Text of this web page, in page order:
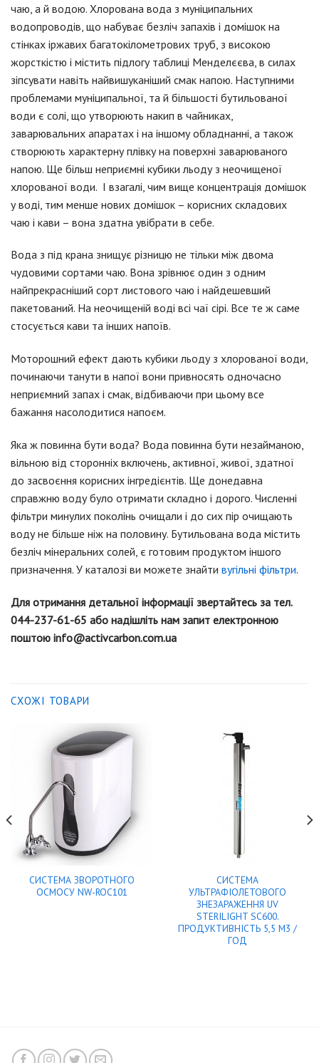
чаю, а й водою. Хлорована вода з муніципальних
водопроводів, що набуває безліч запахів і домішок на
стінках іржавих багатокілометрових труб, з високою
жорсткістю і містить підлогу таблиці Менделєєва, в силах
зіпсувати навіть найвишуканіший смак напою. Наступними
проблемами муніципальної, та й більшості бутильованої
води є солі, що утворюють накип в чайниках,
заварювальних апаратах і на іншому обладнанні, а також
створюють характерну плівку на поверхні заварюваного
напою. Ще більш неприємні кубики льоду з неочищеної
хлорованої води. І взагалі, чим вище концентрація домішок
у воді, тим менше нових домішок – корисних складових
чаю і кави – вона здатна увібрати в себе.
Вода з під крана знищує різницю не тільки між двома
чудовими сортами чаю. Вона зрівнює один з одним
найпрекрасніший сорт листового чаю і найдешевший
пакетований. На неочищеній воді всі чаї сірі. Все те ж саме
стосується кави та інших напоїв.
Моторошний ефект дають кубики льоду з хлорованої води,
починаючи танути в напої вони привносять одночасно
неприємний запах і смак, відбиваючи при цьому все
бажання насолодитися напоєм.
Яка ж повинна бути вода? Вода повинна бути незайманою,
вільною від сторонніх включень, активної, живої, здатної
до засвоєння корисних інгредієнтів. Ще донедавна
справжню воду було отримати складно і дорого. Численні
фільтри минулих поколінь очищали і до сих пір очищають
воду не більше ніж на половину. Бутильована вода містить
безліч мінеральних солей, є готовим продуктом іншого
призначення. У каталозі ви можете знайти вугільні фільтри.
Для отримання детальної інформації звертайтесь за тел.
044-237-61-65 або надішліть нам запит електронною
поштою info@activcarbon.com.ua
СХОЖІ ТОВАРИ
СИСТЕМА ЗВОРОТНОГО
ОСМОСУ NW-ROC101
СИСТЕМА
УЛЬТРАФІОЛЕТОВОГО
ЗНЕЗАРАЖЕННЯ UV
STERILIGHT SC600.
ПРОДУКТИВНІСТЬ 5,5 М3 /
ГОД